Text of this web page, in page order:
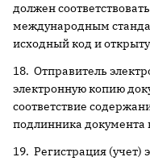
должен
международным
исходный код и
18. Отправитель
электронную копию
соответствие
подлинника документа
19. Регистрация (учет)